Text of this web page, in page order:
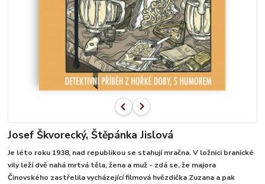
Josef Škvorecký, Štěpánka Jislová
Je léto roku 1938, nad republikou se stahují mračna. V ložnici branické
vily leží dvě nahá mrtvá těla, žena a muž - zdá se, že majora
Činovského zastřelila vycházející filmová hvězdička Zuzana a pak